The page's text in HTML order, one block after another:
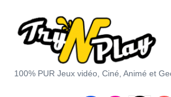
T
100% PUR Jeux vidéo, Ciné, Animé et